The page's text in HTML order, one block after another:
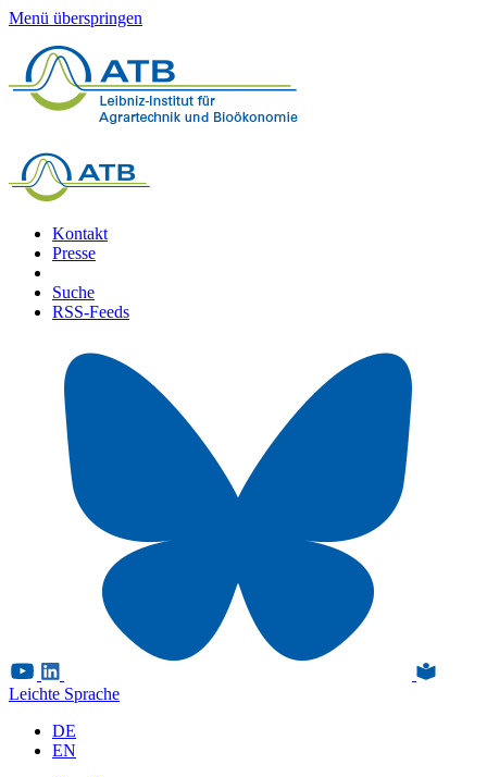
Menü überspringen
Kontakt
Presse
Suche
RSS-Feeds
Leichte Sprache
DE
EN